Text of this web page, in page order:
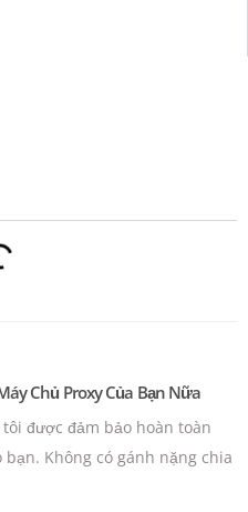
Chủ Proxy Của Bạn Nữa
được đảm bảo hoàn toàn
bạn. Không có gánh nặng chia